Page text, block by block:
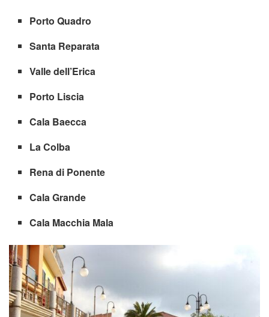
Porto Quadro
Santa Reparata
Valle dell’Erica
Porto Liscia
Cala Baecca
La Colba
Rena di Ponente
Cala Grande
Cala Macchia Mala